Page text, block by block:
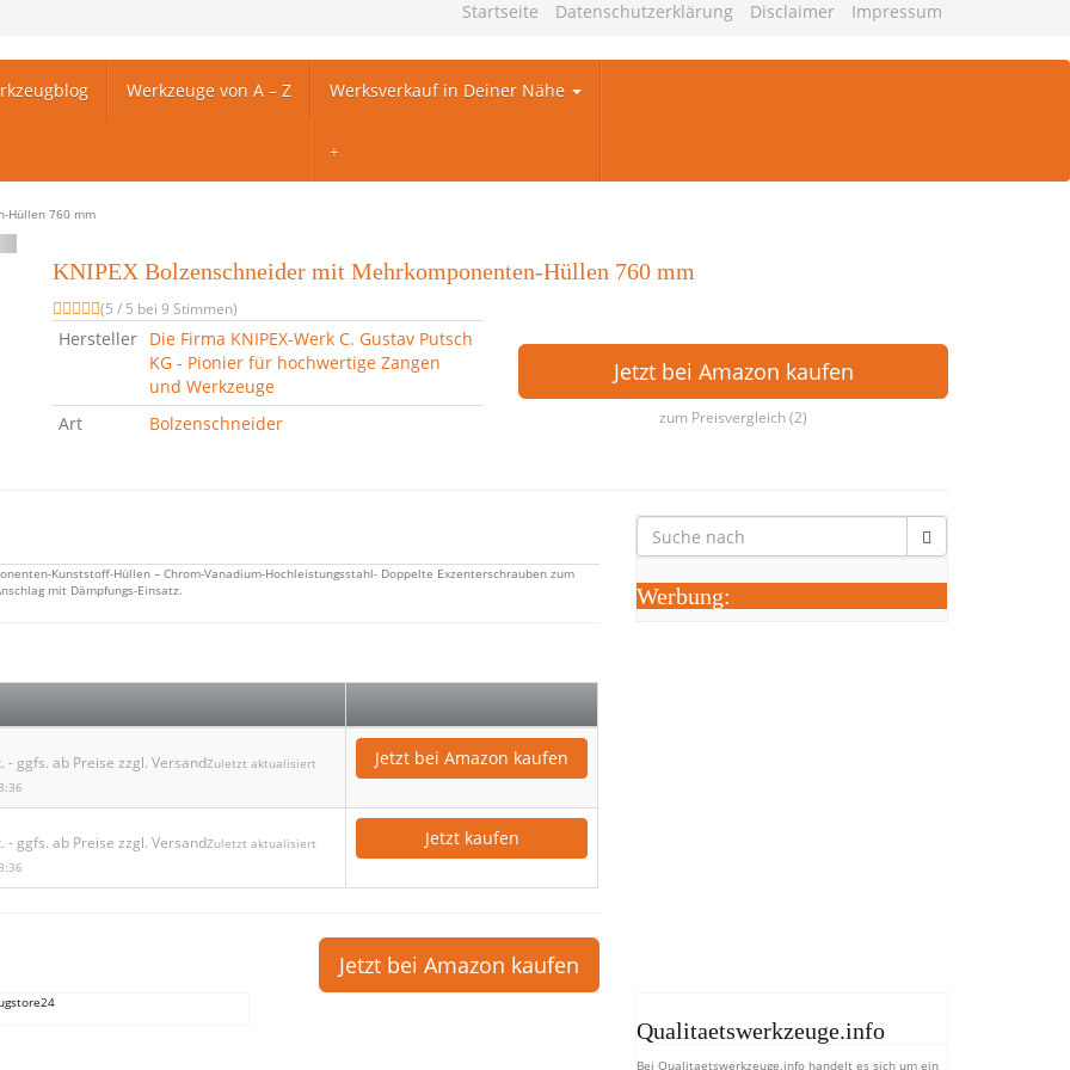
Startseite Datenschutzerklärung Disclaimer Impressum
Werkzeuge von A – Z Werksverkauf in Deiner Nähe
Hüllen 760 mm
KNIPEX Bolzenschneider mit Mehrkomponenten-Hüllen 760 mm
(5 / 5 bei 9 Stimmen)
Jetzt bei Amazon kaufen
zum Preisvergleich (2)
Hersteller Die Firma KNIPEX-Werk C. Gustav Putsch
KG - Pionier für hochwertige Zangen
und Werkzeuge
Art
Bolzenschneider
Kunststoff-Hüllen – Chrom-Vanadium-Hochleistungsstahl- Doppelte Exzenterschrauben zum
mit Dämpfungs-Einsatz.
- ggfs. ab Preise zzgl. VersandZuletzt aktualisiert
Jetzt bei Amazon kaufen
- ggfs. ab Preise zzgl. VersandZuletzt aktualisiert
Jetzt kaufen
Jetzt bei Amazon kaufen
Werbung:
Qualitaetswerkzeuge.info
Bei Qualitaetswerkzeuge.info handelt es sich um ein